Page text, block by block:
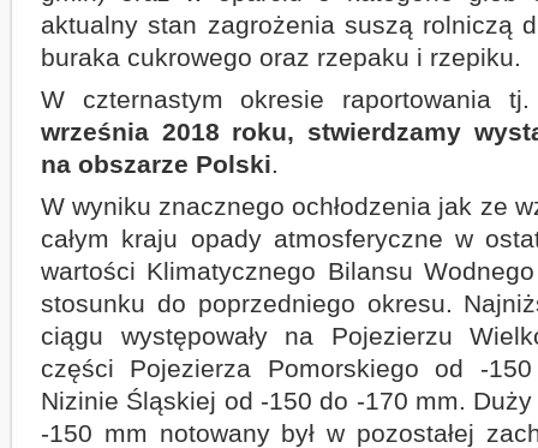
aktualny stan zagrożenia suszą rolniczą
buraka cukrowego oraz rzepaku i rzepiku.
W czternastym okresie raportowania tj.
września 2018 roku, stwierdzamy
na obszarze Polski.
W wyniku znacznego ochłodzenia jak ze
całym kraju opady atmosferyczne w
wartości Klimatycznego Bilansu
stosunku do poprzedniego okresu.
ciągu występowały na Pojezierzu
części Pojezierza Pomorskiego od -
Nizinie Śląskiej od -150 do -170 mm.
-150 mm notowany był w pozostałej